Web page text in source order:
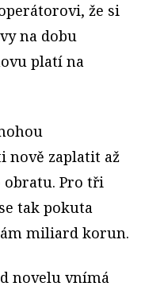
že si
na dobu
platí na
nově zaplatit až
obratu. Pro tři
tak pokuta
miliard korun.
novelu vnímá